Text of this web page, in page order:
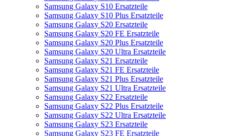
Samsung Galaxy S10 Ersatzteile
Samsung Galaxy S10 Plus Ersatzteile
Samsung Galaxy S20 Ersatzteile
Samsung Galaxy S20 FE Ersatzteile
Samsung Galaxy S20 Plus Ersatzteile
Samsung Galaxy S20 Ultra Ersatzteile
Samsung Galaxy S21 Ersatzteile
Samsung Galaxy S21 FE Ersatzteile
Samsung Galaxy S21 Plus Ersatzteile
Samsung Galaxy S21 Ultra Ersatzteile
Samsung Galaxy S22 Ersatzteile
Samsung Galaxy S22 Plus Ersatzteile
Samsung Galaxy S22 Ultra Ersatzteile
Samsung Galaxy S23 Ersatzteile
Samsung Galaxy S23 FE Ersatzteile